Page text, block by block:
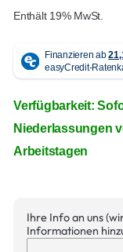
Enthält 19% MwSt.
Verfügbarkeit:
Niederlassungen
Arbeitstagen
Ihre Info an uns
Informationen